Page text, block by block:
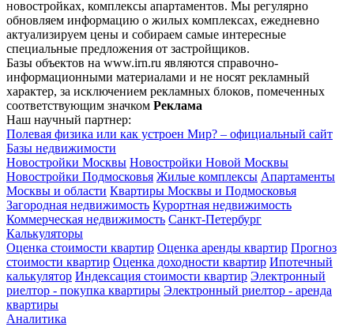
новостройках, комплексы апартаментов. Мы регулярно
обновляем информацию о жилых комплексах, ежедневно
актуализируем цены и собираем самые интересные
специальные предложения от застройщиков.
Базы объектов на www.irn.ru являются справочно-
информационными материалами и не носят рекламный
характер, за исключением рекламных блоков, помеченных
соответствующим значком Реклама
Наш научный партнер:
Полевая физика или как устроен Мир? – официальный сайт
Базы недвижимости
Новостройки Москвы Новостройки Новой Москвы
Новостройки Подмосковья Жилые комплексы Апартаменты
Москвы и области Квартиры Москвы и Подмосковья
Загородная недвижимость Курортная недвижимость
Коммерческая недвижимость Санкт-Петербург
Калькуляторы
Оценка стоимости квартир Оценка аренды квартир Прогноз
стоимости квартир Оценка доходности квартир Ипотечный
калькулятор Индексация стоимости квартир Электронный
риелтор - покупка квартиры Электронный риелтор - аренда
квартиры
Аналитика